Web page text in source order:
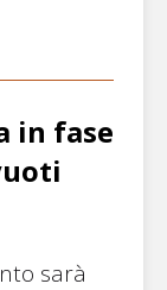
in fase
sarà